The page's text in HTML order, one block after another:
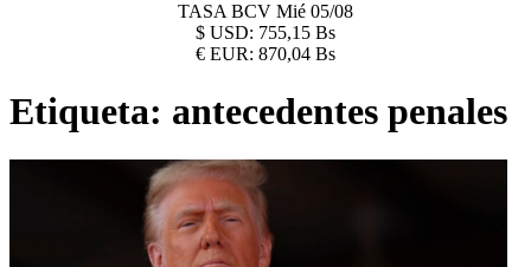
TASA BCV Mié 05/08
$ USD: 755,15 Bs
€ EUR: 870,04 Bs
Etiqueta: antecedentes penales